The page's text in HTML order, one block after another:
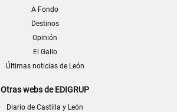
A Fondo
Destinos
Opinión
El Gallo
Últimas noticias de León
Otras webs de EDIGRUP
Diario de Castilla y León